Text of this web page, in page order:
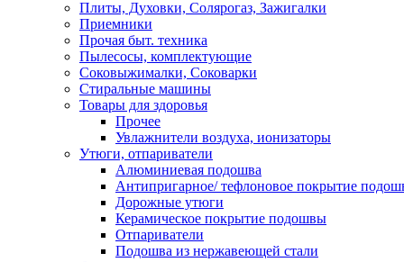
Плиты, Духовки, Солярогаз, Зажигалки
Приемники
Прочая быт. техника
Пылесосы, комплектующие
Соковыжималки, Соковарки
Стиральные машины
Товары для здоровья
Прочее
Увлажнители воздуха, ионизаторы
Утюги, отпариватели
Алюминиевая подошва
Антипригарное/ тефлоновое покрытие
Дорожные утюги
Керамическое покрытие подошвы
Отпариватели
Подошва из нержавеющей стали